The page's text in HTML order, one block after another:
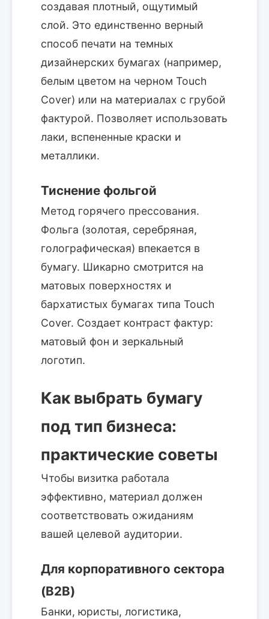
создавая плотный, ощутимый
слой. Это единственно верный
способ печати на темных
дизайнерских бумагах (например,
белым цветом на черном Touch
Cover) или на материалах с грубой
фактурой. Позволяет использовать
лаки, вспененные краски и
металлики.
Тиснение фольгой
Метод горячего прессования.
Фольга (золотая, серебряная,
голографическая) впекается в
бумагу. Шикарно смотрится на
матовых поверхностях и
бархатистых бумагах типа Touch
Cover. Создает контраст фактур:
матовый фон и зеркальный
логотип.
Как выбрать бумагу
под тип бизнеса:
практические советы
Чтобы визитка работала
эффективно, материал должен
соответствовать ожиданиям
вашей целевой аудитории.
Для корпоративного сектора
(B2B)
Банки, юристы, логистика,